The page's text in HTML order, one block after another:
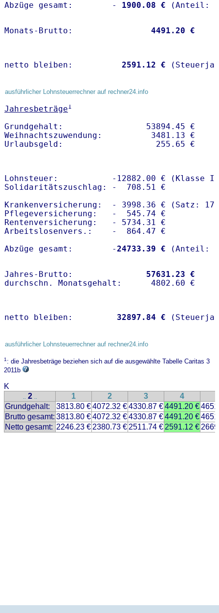
Abzüge gesamt:        -
1900.08 €
Monats-Brutto: 4491.20 €
netto bleiben: 2591.12 €
ausführlicher Lohnsteuerrechner auf rechner24.info
Jahresbeträge1
Grundgehalt:                 53894.45 €
Weihnachtszuwendung:          3481.13 €
Lohnsteuer:           -12882.00 € (Klasse I)
Solidaritätszuschlag: -  708.51 €
Krankenversicherung:  - 3998.36 € (Satz:
Pflegeversicherung:   -  545.74 €
Rentenversicherung:   - 5734.31 €
Arbeitslosenvers.:    -  864.47 €
Abzüge gesamt:        -24733.39 €
Jahres-Brutto: 57631.23 €
netto bleiben: 32897.84 €
ausführlicher Lohnsteuerrechner auf rechner24.info
1: die Jahresbeträge beziehen sich auf die ausgewählte Tabelle Caritas 3
2011b
K
.. 2 .. 1 2 3 4
Grundgehalt:
3813.80 €4072.32 €4330.87 €4491.20 €
Brutto gesamt: 3813.80 €4072.32 €4330.87 €4491.20 €
Netto gesamt: 2246.23 € 2380.73 € 2511.74 € 2591.12 €